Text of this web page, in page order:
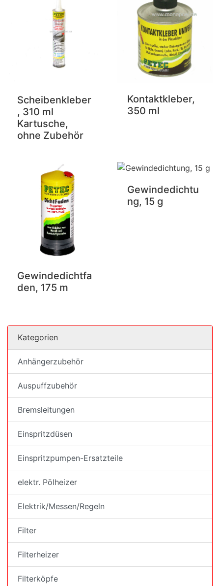
Scheibenkleber
, 310 ml
Kartusche,
ohne Zubehör
Kontaktkleber,
350 ml
Gewindedichtfa
den, 175 m
Gewindedichtu
ng, 15 g
Kategorien
Anhängerzubehör
Auspuffzubehör
Bremsleitungen
Einspritzdüsen
Einspritzpumpen-Ersatzteile
elektr. Pölheizer
Elektrik/Messen/Regeln
Filter
Filterheizer
Filterköpfe